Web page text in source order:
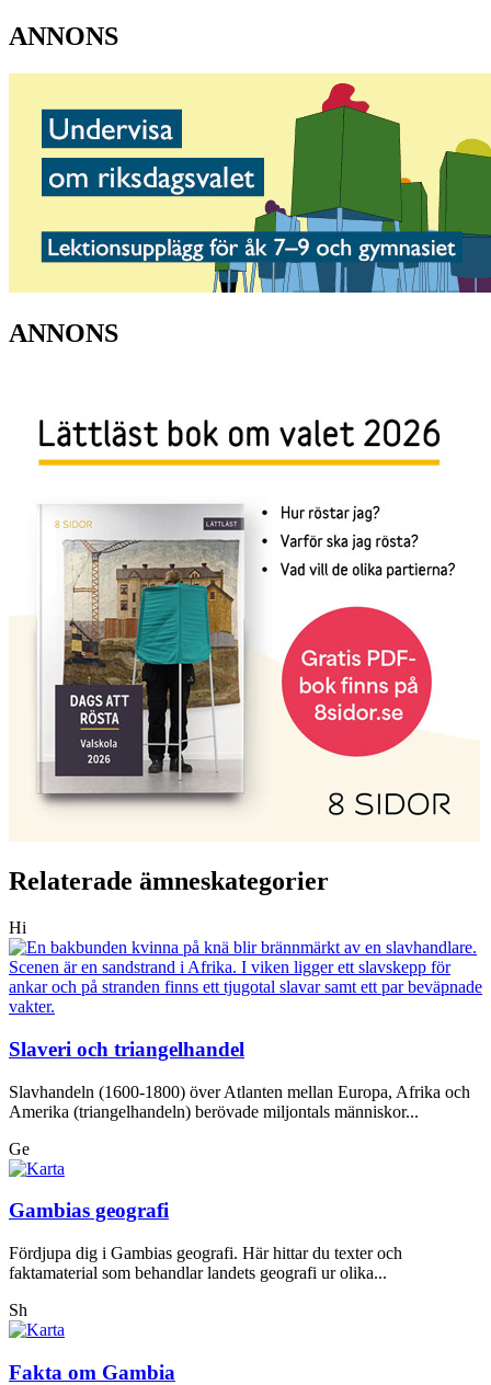
ANNONS
ANNONS
Relaterade ämneskategorier
Hi
Slaveri och triangelhandel
Slavhandeln (1600-1800) över Atlanten mellan Europa, Afrika och
Amerika (triangelhandeln) berövade miljontals människor...
Ge
Gambias geografi
Fördjupa dig i Gambias geografi. Här hittar du texter och
faktamaterial som behandlar landets geografi ur olika...
Sh
Fakta om Gambia